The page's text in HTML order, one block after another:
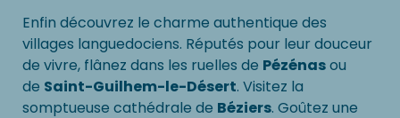
Enfin découvrez le charme authentique des
villages languedociens. Réputés pour leur douceur
de vivre, flânez dans les ruelles de Pézénasou
de Saint-Guilhem-le-Désert. Visitez la
somptueuse cathédrale de Béziers. Goûtez une